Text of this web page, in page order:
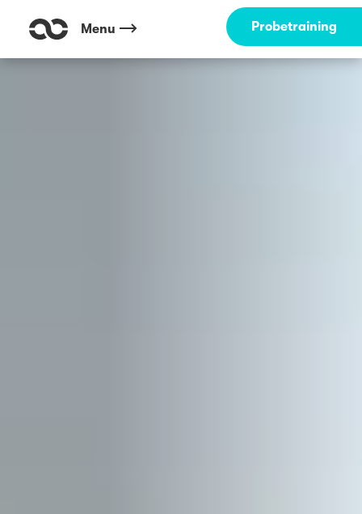
Menu Probetraining
Outdoor Fitness direkt um die Ecke: Köpenick - Bellevuepark Berlin